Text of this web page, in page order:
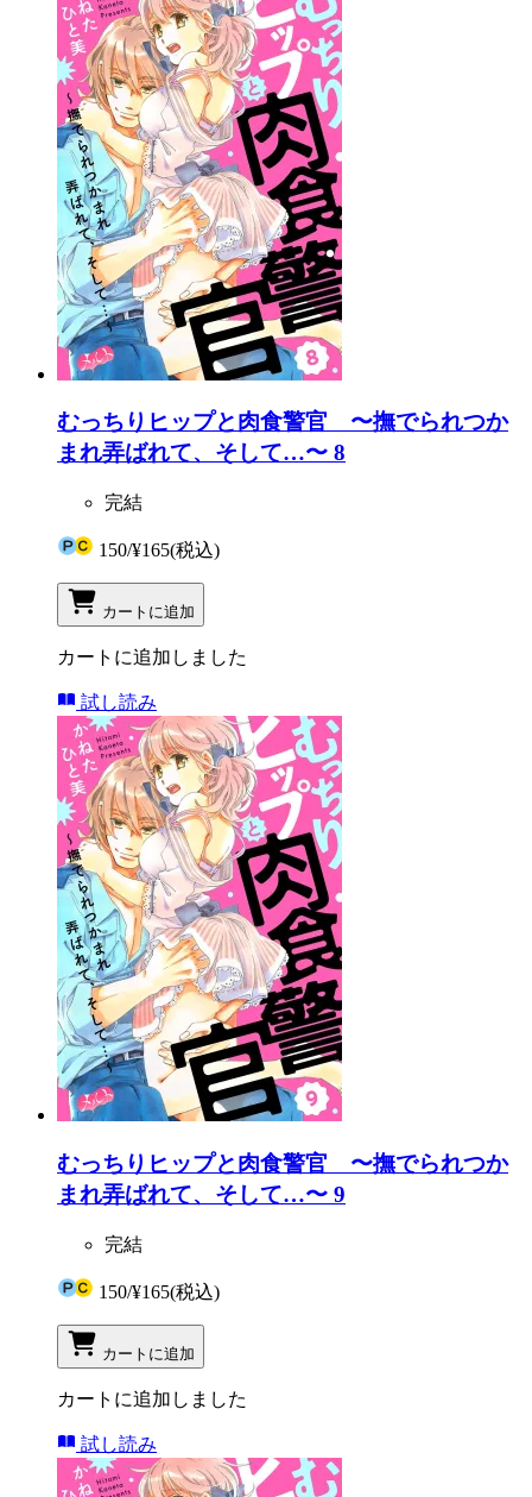
むっちりヒップと肉食警官 〜撫でられつか
まれ弄ばれて、そして…〜 8
完結
150/¥165(税込)
カートに追加
カートに追加しました
試し読み
むっちりヒップと肉食警官 〜撫でられつか
まれ弄ばれて、そして…〜 9
完結
150/¥165(税込)
カートに追加
カートに追加しました
試し読み